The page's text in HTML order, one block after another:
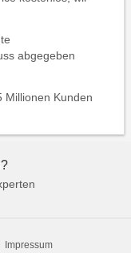
abgegeben
Millionen Kunden
Impressum